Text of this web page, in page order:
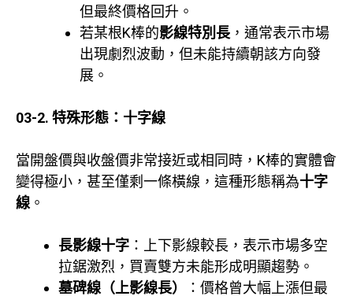
但最終價格回升。
若某根K棒的影線特別長，通常表示市場
出現劇烈波動，但未能持續朝該方向發
展。
03-2. 特殊形態：十字線
當開盤價與收盤價非常接近或相同時，K棒的實體會
變得極小，甚至僅剩一條橫線，這種形態稱為十字
線。
長影線十字 ：上下影線較長，表示市場多空
拉鋸激烈，買賣雙方未能形成明顯趨勢。
墓碑線（上影線長）
：價格曾大幅上漲但最